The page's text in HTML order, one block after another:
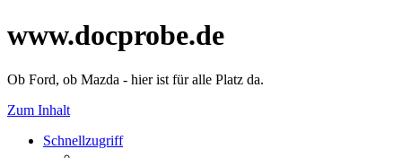
www.docprobe.de
Ob Ford, ob Mazda - hier ist für alle Platz da.
Zum Inhalt
Schnellzugriff